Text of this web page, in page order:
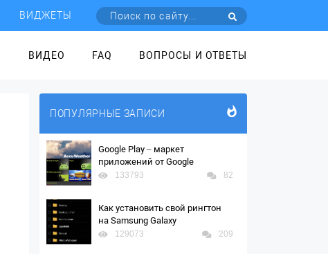
ВИДЖЕТЫ
ВИДЕО FAQ ВОПРОСЫ И ОТВЕТЫ
ПОПУЛЯРНЫЕ ЗАПИСИ
Google Play – маркет
приложений от Google
133793 82
Как установить свой рингтон
на Samsung Galaxy
129073 209